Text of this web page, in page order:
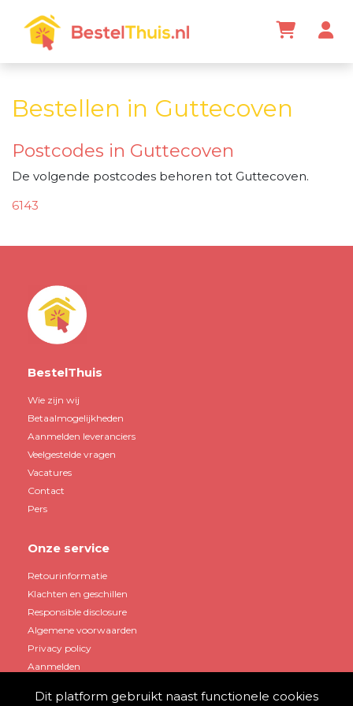
Bestellen in Guttecoven
Postcodes in Guttecoven
De volgende postcodes behoren tot Guttecoven.
6143
BestelThuis
Wie zijn wij
Betaalmogelijkheden
Aanmelden leveranciers
Veelgestelde vragen
Vacatures
Contact
Pers
Onze service
Retourinformatie
Klachten en geschillen
Responsible disclosure
Algemene voorwaarden
Privacy policy
Aanmelden
Dit platform gebruikt naast functionele cookies